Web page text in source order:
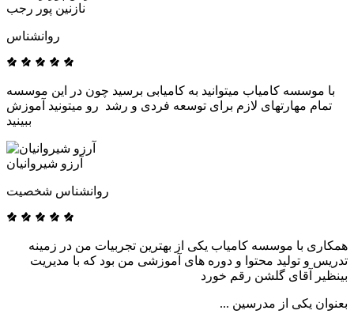
نازنین پور رجب
روانشناس
با موسسه کامیاب میتوانید به کامیابی برسید چون در این موسسه
تمام مهارتهای لازم برای توسعه فردی و رشد رو میتونید آموزش
ببینید
آرزو شیروانیان
روانشناس شخصیت
همکاری با موسسه کامیاب یکی از بهترین تجربیات من در زمینه
تدریس و تولید محتوا و دوره های آموزشی من بود که با مدیریت
بینظیر آقای گلشن رقم خورد
بعنوان یکی از مدرسین ...